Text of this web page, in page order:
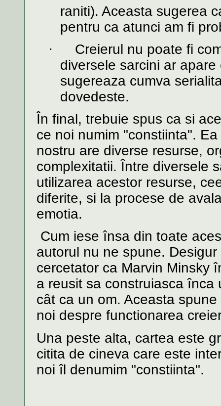
raniti). Aceasta sugerea
pentru ca atunci am fi
·
Creierul nu poate fi
diversele sarcini ar
sugereaza cumva
dovedeste.
În final, trebuie spus ca si
ce noi numim "constiinta".
nostru are diverse resurse,
complexitatii. Între diversele
utilizarea acestor resurse,
diferite, si la procese de
emotia.
Cum iese însa din toate
autorul nu ne spune.
cercetator ca Marvin Minsky
a reusit sa construiasca
cât ca un om. Aceasta
noi despre functionarea
Una peste alta, cartea este
citita de cineva care este
noi îl denumim "constiinta".